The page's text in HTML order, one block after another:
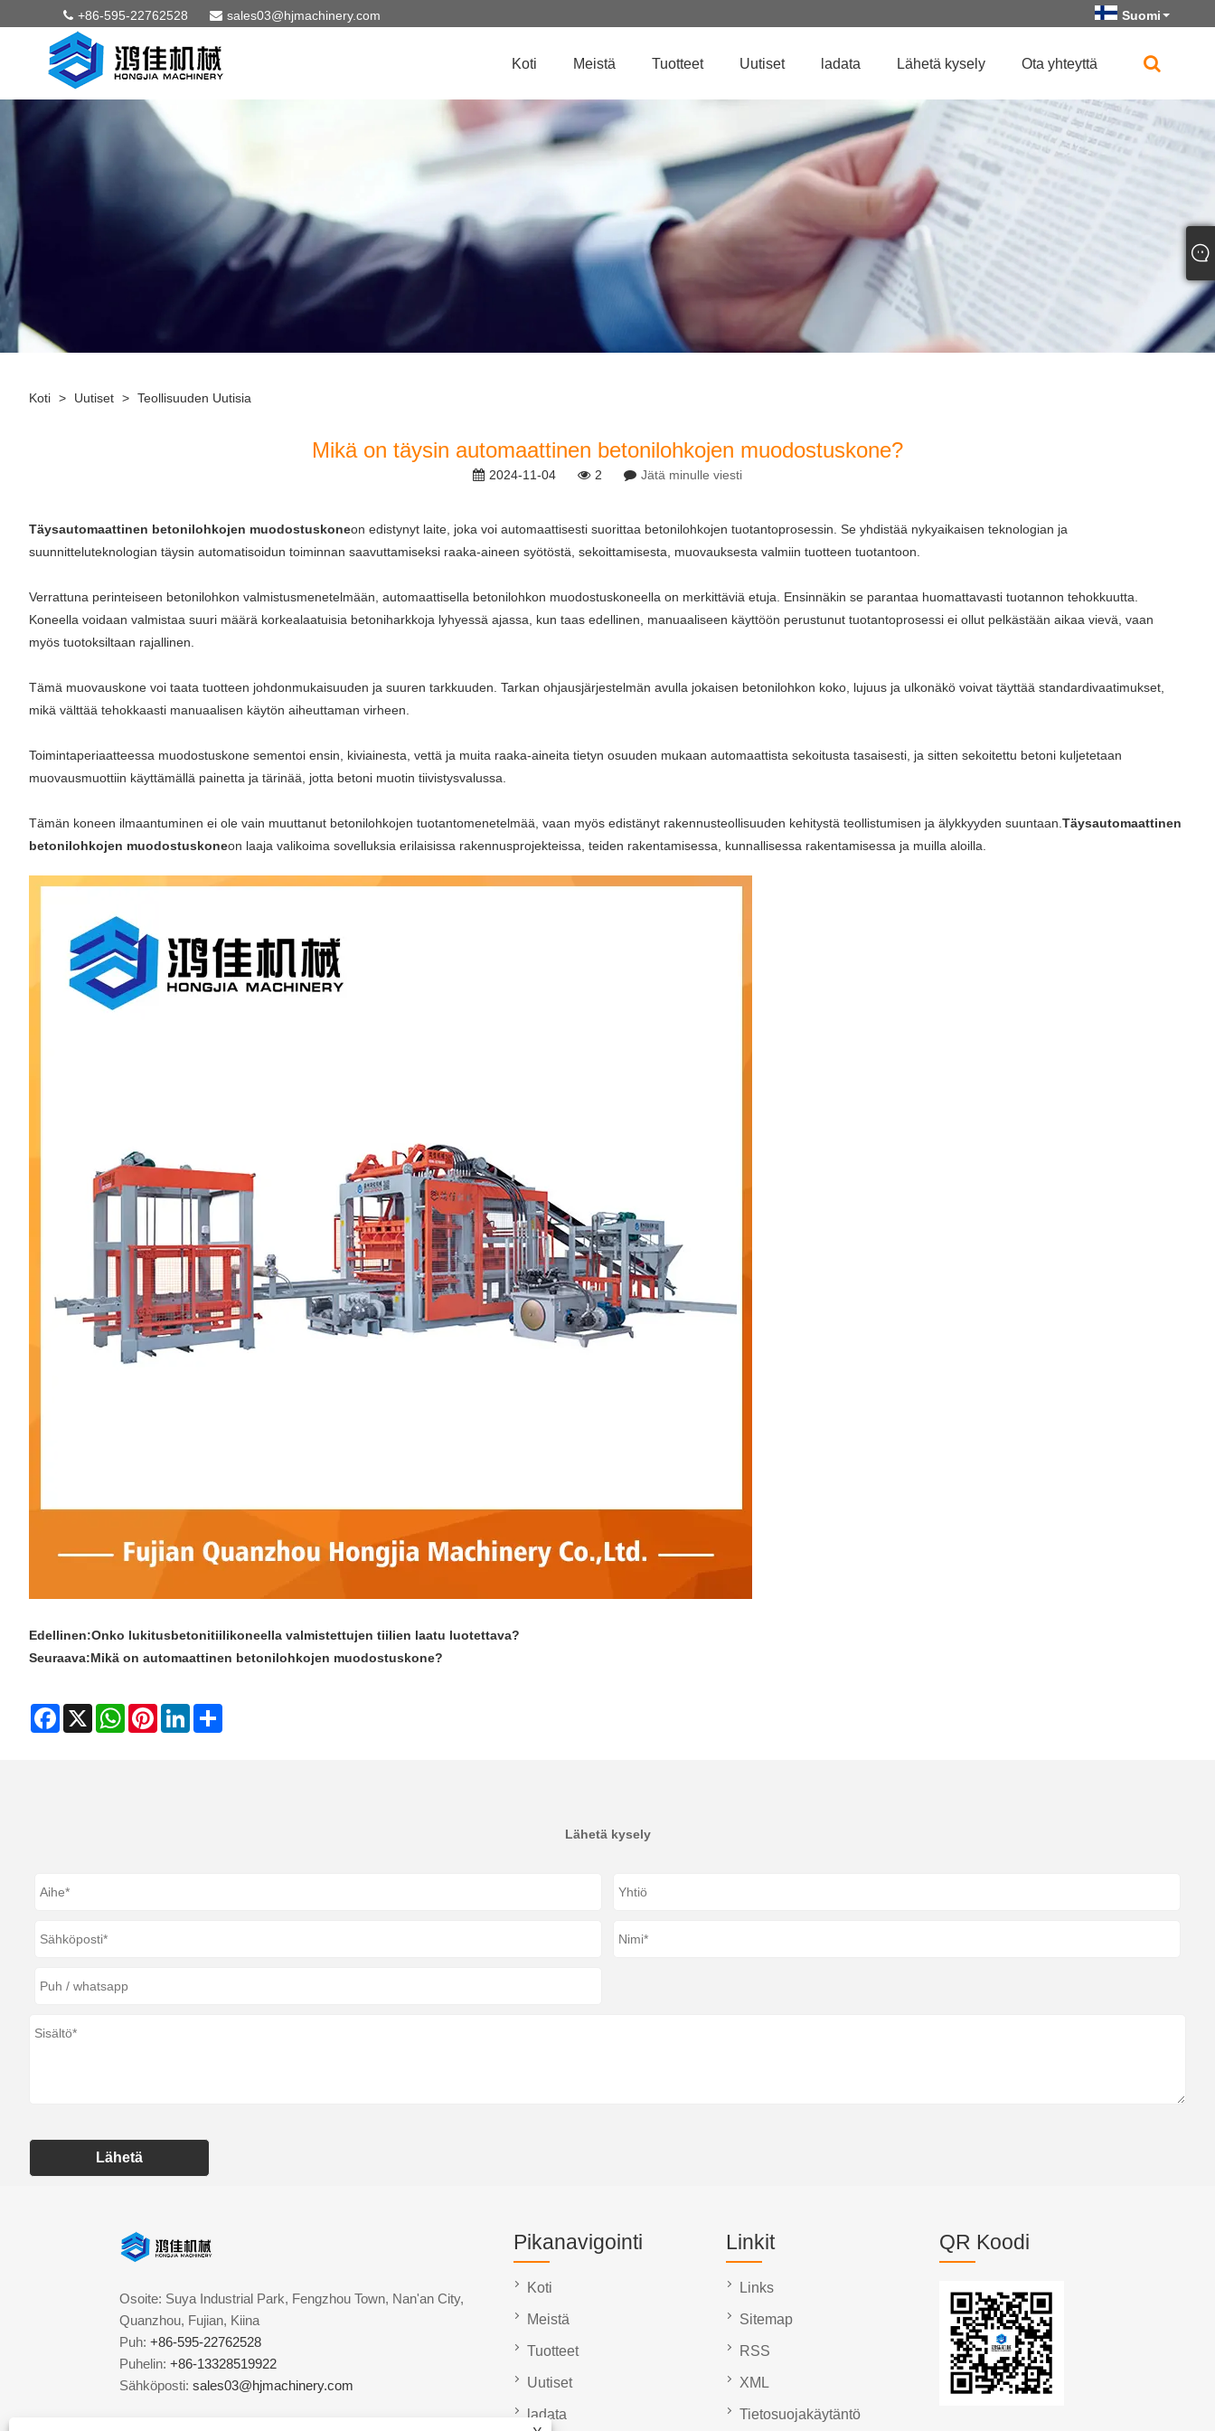
+86-595-22762528 sales03@hjmachinery.com Suomi
Koti Meistä Tuotteet Uutiset ladata Lähetä kysely Ota yhteyttä
Koti > Uutiset > Teollisuuden Uutisia
Mikä on täysin automaattinen betonilohkojen muodostuskone?
2024-11-04 2 Jätä minulle viesti
Täysautomaattinen betonilohkojen muodostuskoneon edistynyt laite, joka voi automaattisesti suorittaa betonilohkojen tuotantoprosessin. Se yhdistää nykyaikaisen teknologian ja
suunnitteluteknologian täysin automatisoidun toiminnan saavuttamiseksi raaka-aineen syötöstä, sekoittamisesta, muovauksesta valmiin tuotteen tuotantoon.
Verrattuna perinteiseen betonilohkon valmistusmenetelmään, automaattisella betonilohkon muodostuskoneella on merkittäviä etuja. Ensinnäkin se parantaa huomattavasti tuotannon tehokkuutta.
Koneella voidaan valmistaa suuri määrä korkealaatuisia betoniharkkoja lyhyessä ajassa, kun taas edellinen, manuaaliseen käyttöön perustunut tuotantoprosessi ei ollut pelkästään aikaa vievä, vaan
myös tuotoksiltaan rajallinen.
Tämä muovauskone voi taata tuotteen johdonmukaisuuden ja suuren tarkkuuden. Tarkan ohjausjärjestelmän avulla jokaisen betonilohkon koko, lujuus ja ulkonäkö voivat täyttää standardivaatimukset,
mikä välttää tehokkaasti manuaalisen käytön aiheuttaman virheen.
Toimintaperiaatteessa muodostuskone sementoi ensin, kiviainesta, vettä ja muita raaka-aineita tietyn osuuden mukaan automaattista sekoitusta tasaisesti, ja sitten sekoitettu betoni kuljetetaan
muovausmuottiin käyttämällä painetta ja tärinää, jotta betoni muotin tiivistysvalussa.
Tämän koneen ilmaantuminen ei ole vain muuttanut betonilohkojen tuotantomenetelmää, vaan myös edistänyt rakennusteollisuuden kehitystä teollistumisen ja älykkyyden suuntaan. Täysautomaattinen
betonilohkojen muodostuskoneon laaja valikoima sovelluksia erilaisissa rakennusprojekteissa, teiden rakentamisessa, kunnallisessa rakentamisessa ja muilla aloilla.
Edellinen:Onko lukitusbetonitiilikoneella valmistettujen tiilien laatu luotettava?
Seuraava:Mikä on automaattinen betonilohkojen muodostuskone?
Facebook
X WhatsAppPinterestLinkedIn
Lähetä kysely
Lähetä
Osoite: Suya Industrial Park, Fengzhou Town, Nan'an City,
Quanzhou, Fujian, Kiina
Puh: +86-595-22762528
Puhelin: +86-13328519922
Sähköposti: sales03@hjmachinery.com
Pikanavigointi
Koti
Meistä
Tuotteet
Uutiset
ladata
Linkit
Links
Sitemap
RSS
XML
Tietosuojakäytäntö
QR Koodi